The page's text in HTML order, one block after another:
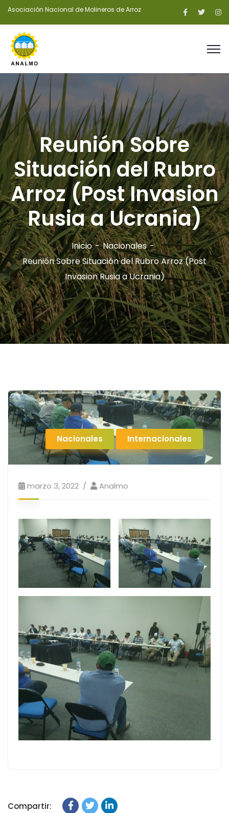
Asociación Nacional de Molineros de Arroz
Reunión Sobre
Situación del Rubro
Arroz (Post Invasion
Rusia a Ucrania)
Inicio
Nacionales
Reunión Sobre Situación del Rubro Arroz (Post
Invasion Rusia a Ucrania)
Nacionales Internacionales
marzo 3, 2022 Analmo
Compartir: